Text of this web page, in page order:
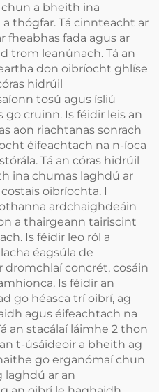
a bheith ina
thógfar. Tá cinnteacht ar
fheabhas fada agus ar
trom leanúnach. Tá an
don oibríocht ghlíse
hidrúil
tosú agus ísliú
go cruinn. Is féidir leis an
aon riachtanas sonrach
éifeachtach na n-íoca
Tá an córas hidrúil
ina chumas laghdú ar
oibríochta. I
ardchaighdeáin
a thairgeann tairiscint
Is féidir leo ról a
éagsúla de
dromchlaí concrét, cosáin
Is féidir an
go héasca trí oibrí, ag
agus éifeachtach na
an stacálaí láimhe 2 thon
t-úsáideoir a bheith ag
go erganómaí chun
laghdú ar an